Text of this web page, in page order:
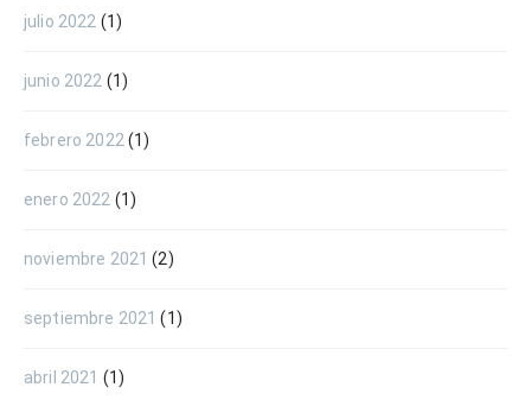
julio 2022 (1)
junio 2022 (1)
febrero 2022 (1)
enero 2022 (1)
noviembre 2021 (2)
septiembre 2021 (1)
abril 2021 (1)